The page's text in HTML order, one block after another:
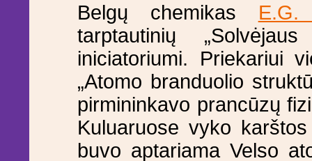
Belgų chemikas E.G.
tarptautinių
iniciatoriumi. Priekariui
„Atomo branduolio
pirmininkavo prancūzų
Kuluaruose vyko
buvo aptariama Velso